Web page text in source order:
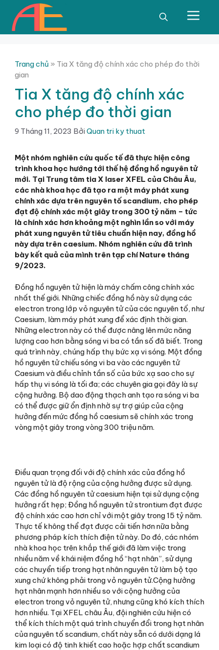
Chuyển
dung
Trang chủ » Tia X tăng độ chính xác cho phép đo thời
gian
Tia X tăng độ chính xác
cho phép đo thời gian
9 Tháng 11, 2023 BởiQuan tri ky thuat
Một nhóm nghiên cứu quốc tế đã thực hiện công
trình khoa học hướng tới thế hệ đồng hồ nguyên tử
mới. Tại Trung tâm tia X laser XFEL của Châu Âu,
các nhà khoa học đã tạo ra một máy phát xung
chính xác dựa trên nguyên tố scandium, cho phép
đạt độ chính xác một giây trong 300 tỷ năm – tức
là chính xác hơn khoảng một nghìn lần so với máy
phát xung nguyên tử tiêu chuẩn hiện nay, đồng hồ
này dựa trên caesium. Nhóm nghiên cứu đã trình
bày kết quả của mình trên tạp chí Nature tháng
9/2023.
Đồng hồ nguyên tử hiện là máy chấm công chính xác
nhất thế giới. Những chiếc đồng hồ này sử dụng các
electron trong lớp vỏ nguyên tử của các nguyên tố, như
Caesium, làm máy phát xung để xác định thời gian.
Những electron này có thể được nâng lên mức năng
lượng cao hơn bằng sóng vi ba có tần số đã biết. Trong
quá trình này, chúng hấp thụ bức xạ vi sóng. Một đồng
hồ nguyên tử chiếu sóng vi ba vào các nguyên tử
Caesium và điều chỉnh tần số của bức xạ sao cho sự
hấp thụ vi sóng là tối đa; các chuyên gia gọi đây là sự
cộng hưởng. Bộ dao động thạch anh tạo ra sóng vi ba
có thể được giữ ổn định nhờ sự trợ giúp của cộng
hưởng đến mức đồng hồ caesium sẽ chính xác trong
vòng một giây trong vòng 300 triệu năm.
Điều quan trọng đối với độ chính xác của đồng hồ
nguyên tử là độ rộng của cộng hưởng được sử dụng.
Các đồng hồ nguyên tử caesium hiện tại sử dụng cộng
hưởng rất hẹp; Đồng hồ nguyên tử strontium đạt được
độ chính xác cao hơn chỉ với một giây trong 15 tỷ năm.
Thực tế không thể đạt được cải tiến hơn nữa bằng
phương pháp kích thích điện tử này. Do đó, các nhóm
nhà khoa học trên khắp thế giới đã làm việc trong
nhiều năm về khái niệm đồng hồ “hạt nhân”, sử dụng
các chuyển tiếp trong hạt nhân nguyên tử làm bộ tạo
xung chứ không phải trong vỏ nguyên tử.Cộng hưởng
hạt nhân mạnh hơn nhiều so với cộng hưởng của
electron trong vỏ nguyên tử, nhưng cũng khó kích thích
hơn nhiều. Tại XFEL châu Âu, đội nghiên cứu hiện có
thể kích thích một quá trình chuyển đổi trong hạt nhân
của nguyên tố scandium, chất này sẵn có dưới dạng lá
kim loại có độ tinh khiết cao hoặc hợp chất scandium